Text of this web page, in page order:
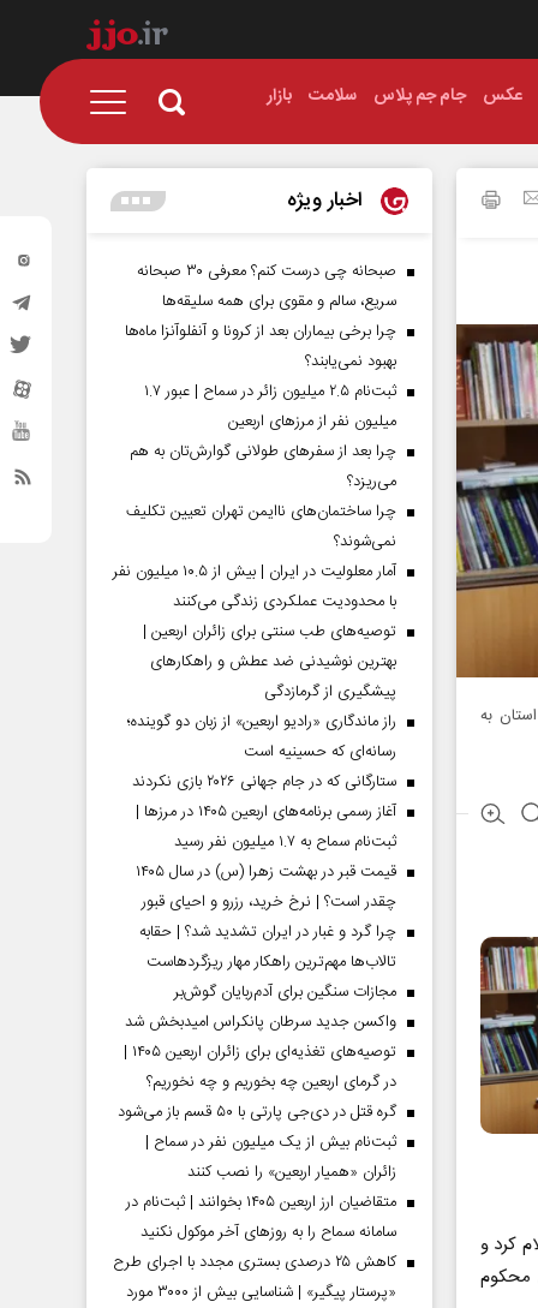
عکس جام جم پلاس سلامت بازار
به
کرد و
جریمه نقدی محکوم
اخبار ویژه
صبحانه چی درست کنم؟ معرفی ۳۰ صبحانه
سریع، سالم و مقوی برای همه سلیقه‌ها
چرا برخی بیماران بعد از کرونا و آنفلوآنزا ماه‌ها
بهبود نمی‌یابند؟
ثبت‌نام ۲.۵ میلیون زائر در سماح | عبور ۱.۷
میلیون نفر از مرز‌های اربعین
چرا بعد از سفرهای طولانی گوارش‌تان به هم
می‌ریزد؟
چرا ساختمان‌های ناایمن تهران تعیین تکلیف
نمی‌شوند؟
آمار معلولیت در ایران | بیش از ۱۰.۵ میلیون نفر
با محدودیت عملکردی زندگی می‌کنند
توصیه‌های طب سنتی برای زائران اربعین |
بهترین نوشیدنی ضد عطش و راهکارهای
پیشگیری از گرمازدگی
راز ماندگاری «رادیو اربعین» از زبان دو گوینده؛
رسانه‌ای که حسینیه است
ستارگانی که در جام جهانی ۲۰۲۶ بازی نکردند
آغاز رسمی برنامه‌های اربعین ۱۴۰۵ در مرز‌ها |
ثبت‌نام سماح به ۱.۷ میلیون نفر رسید
قیمت قبر در بهشت زهرا (س) در سال ۱۴۰۵
چقدر است؟ | نرخ خرید، رزرو و احیای قبور
چرا گرد و غبار در ایران تشدید شد؟ | حقابه
تالاب‌ها مهم‌ترین راهکار مهار ریزگردهاست
مجازات سنگین برای آدم‌ربایان گوش‌بر
واکسن جدید سرطان پانکراس امیدبخش شد
توصیه‌های تغذیه‌ای برای زائران اربعین ۱۴۰۵ |
در گرمای اربعین چه بخوریم و چه نخوریم؟
گره قتل در دی‌جی پارتی با ۵۰ قسم باز می‌شود
ثبت‌نام بیش از یک میلیون نفر در سماح |
زائران «همیار اربعین» را نصب کنند
متقاضیان ارز اربعین ۱۴۰۵ بخوانند | ثبت‌نام در
سامانه سماح را به روز‌های آخر موکول نکنید
کاهش ۲۵ درصدی بستری مجدد با اجرای طرح
«پرستار پیگیر» | شناسایی بیش از ۳۰۰۰ مورد